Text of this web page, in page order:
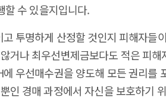
할 수 있을지입니다.
투명하게 산정할 것인지 피해자들
거나 최우선변제금보다도 적은 피해
우선매수권을 양도해 모든 권리를
인 경매 과정에서 자신을 보호하기